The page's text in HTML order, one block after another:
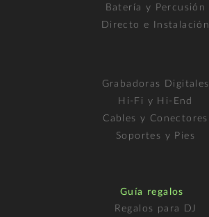
Batería y Percusión
Directo e Instalación
Grabadoras Digitales
Hi-Fi y Hi-End
Cables y Conectores
Soportes y Pies
Guía regalos
Regalos para DJ